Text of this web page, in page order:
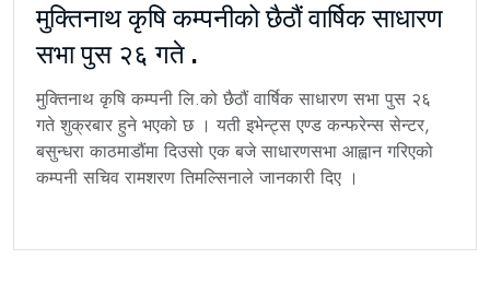
मुक्तिनाथ कृषि कम्पनीको छैठौं वार्षिक साधारण
सभा पुस २६ गते .
मुक्तिनाथ कृषि कम्पनी लि.को छैठौं वार्षिक साधारण सभा पुस २६
गते शुक्रबार हुने भएको छ । यती इभेन्ट्स एण्ड कन्फरेन्स सेन्टर,
बसुन्धरा काठमाडौंमा दिउसो एक बजे साधारणसभा आह्वान गरिएको
कम्पनी सचिव रामशरण तिमल्सिनाले जानकारी दिए ।